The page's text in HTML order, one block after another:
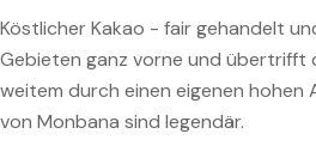
Köstlicher Kakao - fair gehandelt
Gebieten ganz vorne und übertrifft
weitem durch einen eigenen hohen
von Monbana sind legendär.